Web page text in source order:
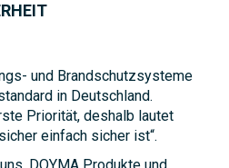
und Brandschutzsysteme
in Deutschland.
Priorität, deshalb lautet
einfach sicher ist“.